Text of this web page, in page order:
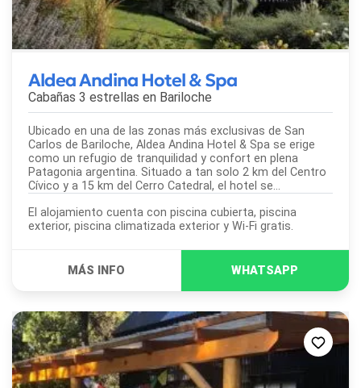
Aldea Andina Hotel & Spa
Cabañas 3 estrellas en Bariloche
Ubicado en una de las zonas más exclusivas de San
Carlos de Bariloche, Aldea Andina Hotel & Spa se erige
como un refugio de tranquilidad y confort en plena
Patagonia argentina. Situado a tan solo 2 km del Centro
Cívico y a 15 km del Cerro Catedral, el hotel se...
El alojamiento cuenta con piscina cubierta, piscina
exterior, piscina climatizada exterior y Wi-Fi gratis.